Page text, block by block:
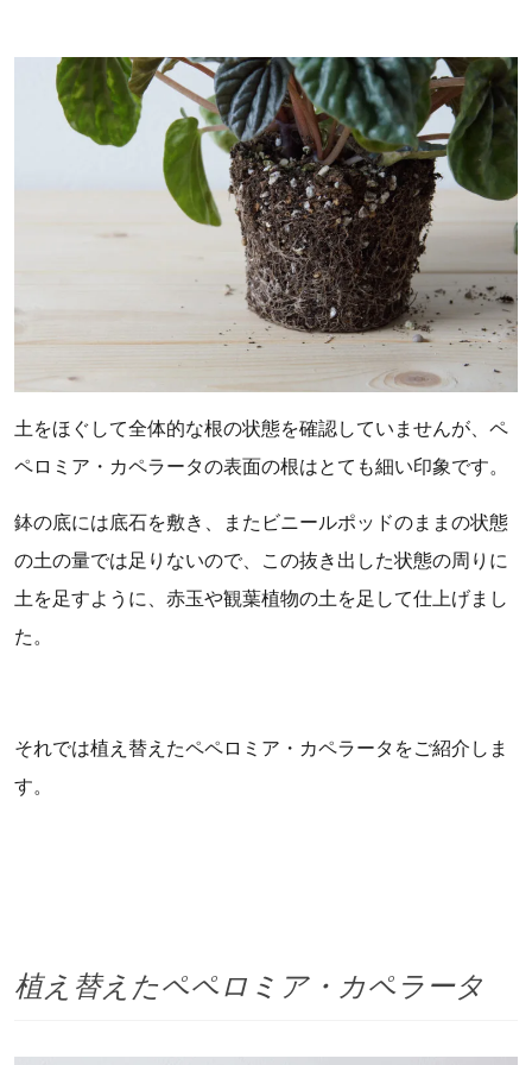
土をほぐして全体的な根の状態を確認していませんが、ペ
ペロミア・カペラータの表面の根はとても細い印象です。
鉢の底には底石を敷き、またビニールポッドのままの状態
の土の量では足りないので、この抜き出した状態の周りに
土を足すように、赤玉や観葉植物の土を足して仕上げまし
た。
それでは植え替えたペペロミア・カペラータをご紹介しま
す。
植え替えたペペロミア・カペラータ